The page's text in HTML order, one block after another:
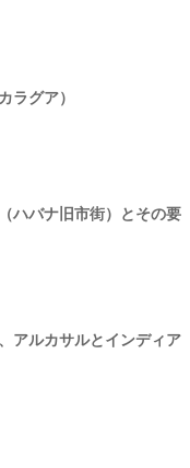
ラグア）
ハバナ旧市街）とその要
アルカサルとインディア